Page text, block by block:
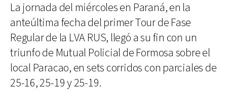
La jornada del miércoles en Paraná, en la
anteúltima fecha del primer Tour de Fase
Regular de la LVA RUS, llegó a su fin con un
triunfo de Mutual Policial de Formosa sobre el
local Paracao, en sets corridos con parciales de
25-16, 25-19 y 25-19.